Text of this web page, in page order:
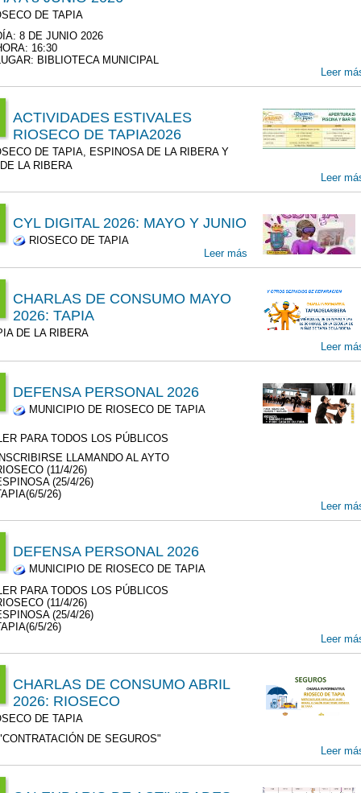
DE TAPIA
8 DE JUNIO 2026
16:30
LUGAR: BIBLIOTECA MUNICIPAL
Leer
ACTIVIDADES ESTIVALES
RIOSECO DE TAPIA2026
DE TAPIA, ESPINOSA DE LA RIBERA Y
LA RIBERA
Leer
CYL DIGITAL 2026: MAYO Y JUNIO
RIOSECO DE TAPIA
Leer más
CHARLAS DE CONSUMO MAYO
2026: TAPIA
DE LA RIBERA
Leer
DEFENSA PERSONAL 2026
MUNICIPIO DE RIOSECO DE TAPIA
PARA TODOS LOS PÚBLICOS
INSCRIBIRSE LLAMANDO AL AYTO
(11/4/26)
(25/4/26)
5/26)
Leer
DEFENSA PERSONAL 2026
MUNICIPIO DE RIOSECO DE TAPIA
PARA TODOS LOS PÚBLICOS
(11/4/26)
(25/4/26)
5/26)
Leer
CHARLAS DE CONSUMO ABRIL
2026: RIOSECO
DE TAPIA
DE SEGUROS"
Leer